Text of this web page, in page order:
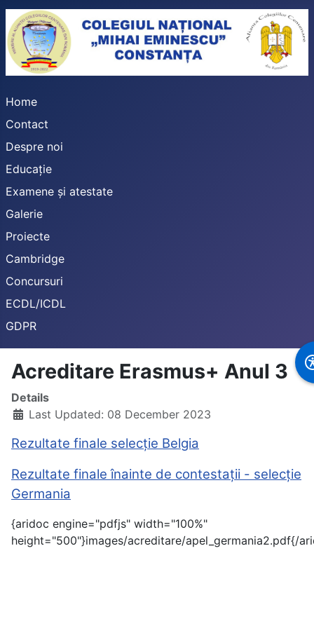
Home
Contact
Despre noi
Educație
Examene și atestate
Galerie
Proiecte
Cambridge
Concursuri
ECDL/ICDL
GDPR
Acreditare Erasmus+ Anul 3
Details
Last Updated: 08 December 2023
Rezultate finale selecție Belgia
Rezultate finale înainte de contestații - selecție
Germania
{aridoc engine="pdfjs" width="100%"
height="500"}images/acreditare/apel_germania2.pdf{/